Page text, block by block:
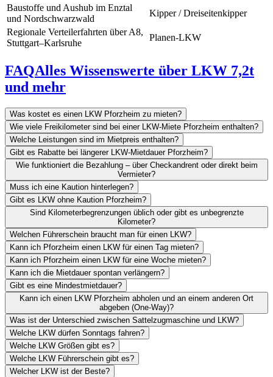
Baustoffe und Aushub im Enztal
und Nordschwarzwald
Kipper / Dreiseitenkipper
Regionale Verteilerfahrten über A8,
Stuttgart–Karlsruhe
Planen-LKW
FAQAlles Wissenswerte über LKW 7,2t
und mehr
Was kostet es einen LKW Pforzheim zu mieten?
Wie viele Freikilometer sind bei einer LKW-Miete Pforzheim enthalten?
Welche Leistungen sind im Mietpreis enthalten?
Gibt es Rabatte bei längerer LKW-Mietdauer Pforzheim?
Wie funktioniert die Bezahlung – über Checkandrent oder direkt beim
Vermieter?
Muss ich eine Kaution hinterlegen?
Gibt es LKW ohne Kaution Pforzheim?
Sind Kilometerbegrenzungen üblich oder gibt es unbegrenzte
Kilometer?
Welchen Führerschein braucht man für einen LKW?
Kann ich Pforzheim einen LKW für einen Tag mieten?
Kann ich Pforzheim einen LKW für eine Woche mieten?
Kann ich die Mietdauer spontan verlängern?
Gibt es eine Mindestmietdauer?
Kann ich einen LKW Pforzheim abholen und an einem anderen Ort
abgeben (One-Way)?
Was ist der Unterschied zwischen Sattelzugmaschine und LKW?
Welche LKW dürfen Sonntags fahren?
Welche LKW Größen gibt es?
Welche LKW Führerschein gibt es?
Welcher LKW ist der Beste?